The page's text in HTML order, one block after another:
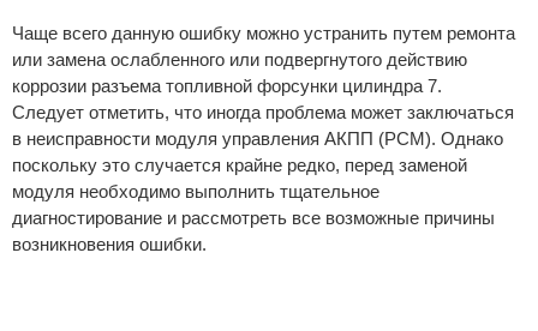
Чаще всего данную ошибку можно устранить путем ремонта
или замена ослабленного или подвергнутого действию
коррозии разъема топливной форсунки цилиндра 7.
Следует отметить, что иногда проблема может заключаться
в неисправности модуля управления АКПП (PCM). Однако
поскольку это случается крайне редко, перед заменой
модуля необходимо выполнить тщательное
диагностирование и рассмотреть все возможные причины
возникновения ошибки.